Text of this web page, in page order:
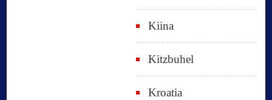
Kiina
Kitzbuhel
Kroatia